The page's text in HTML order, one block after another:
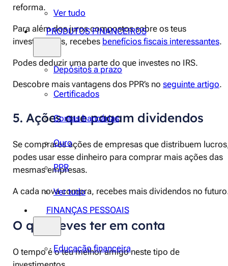
Ver tudo
PRODUTOS FINANCEIROS
Depósitos a prazo
Certificados
Contas bancárias
Ouro
PPR
Ver tudo
FINANÇAS PESSOAIS
Educação financeira
reforma.
Para além dos juros compostos sobre os teus
investimentos, recebes benefícios fiscais interessantes.
Podes deduzir uma parte do que investes no IRS.
Descobre mais vantagens dos PPR’s no seguinte artigo.
5. Ações que pagam dividendos
Se comprares ações de empresas que distribuem
podes usar esse dinheiro para comprar mais ações das
mesmas empresas.
A cada nova compra, recebes mais dividendos no
O que deves ter em conta
O tempo é o teu melhor amigo neste tipo de